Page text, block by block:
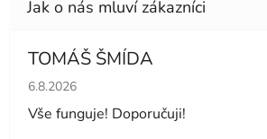
TOMÁŠ ŠMÍDA
Hodnocení obchodu je 5 z 5 hvězdiček.
6.8.2026
Vše funguje! Doporučuji!